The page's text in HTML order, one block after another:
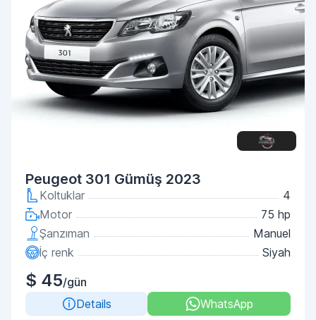
Peugeot 301 Gümüş 2023
Koltuklar
4
Motor
75 hp
Şanzıman
Manuel
İç renk
Siyah
$ 45/gün
Details
WhatsApp